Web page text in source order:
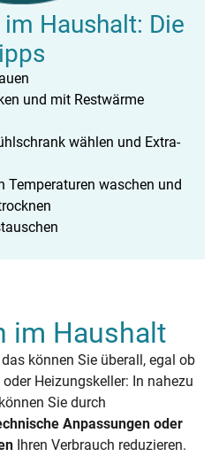
Haushalt: Die
und mit Restwärme
wählen und Extra-
Temperaturen waschen und
im Haushalt
können Sie überall, egal ob
Heizungskeller: In nahezu
Sie durch
Anpassungen oder
Ihren Verbrauch reduzieren.